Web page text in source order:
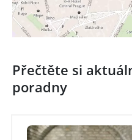
Přečtěte si
poradny